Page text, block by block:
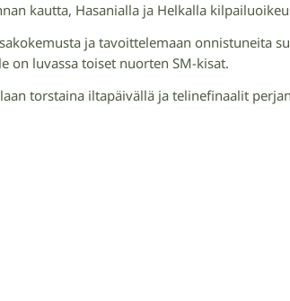
kautta, Hasanialla ja Helkalla
ja tavoittelemaan onnistuneita
on luvassa toiset nuorten SM-kisat.
torstaina iltapäivällä ja telinefinaalit